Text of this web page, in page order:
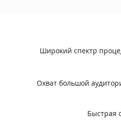
Широкий спектр
Охват большой
Быстрая